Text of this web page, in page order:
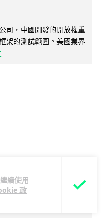
續使用
政
司，中國開發的開放權重
架的測試範圍。美國業界
勞工處出動熱
別精準執法